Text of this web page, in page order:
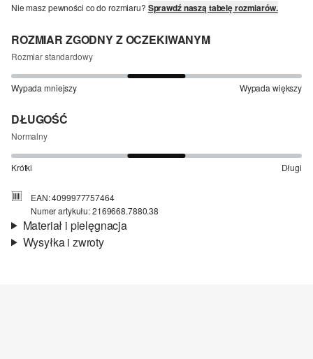
Nie masz pewności co do rozmiaru? Sprawdź naszą tabelę rozmiarów.
ROZMIAR ZGODNY Z OCZEKIWANYM
Rozmiar standardowy
Wypada mniejszy Wypada większy
DŁUGOŚĆ
Normalny
Krótki Długi
EAN: 4099977757464
Numer artykułu: 2169668.7880.38
Materiał i pielęgnacja
Wysyłka i zwroty